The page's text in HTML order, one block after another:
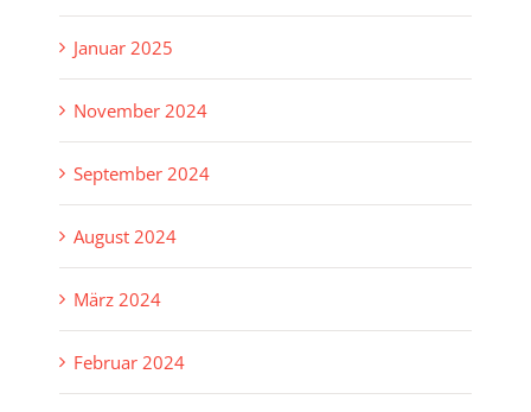
Januar 2025
November 2024
September 2024
August 2024
März 2024
Februar 2024